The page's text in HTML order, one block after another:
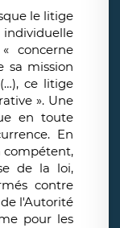
le litige
concerne
sa mission
ce litige
». Une
en toute
En
compétent,
de la loi,
contre
l'Autorité
pour les